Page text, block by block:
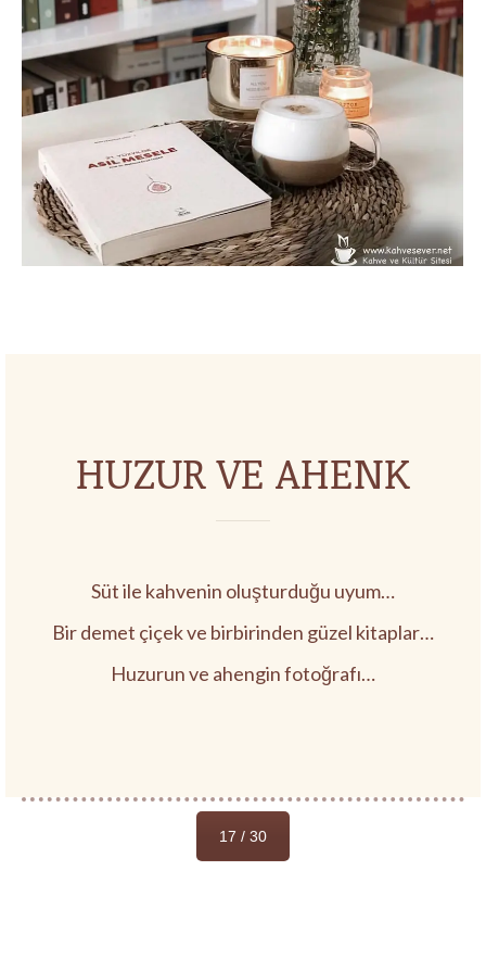
HUZUR VE AHENK
Süt ile kahvenin oluşturduğu uyum…
Bir demet çiçek ve birbirinden güzel kitaplar…
Huzurun ve ahengin fotoğrafı…
17 / 30